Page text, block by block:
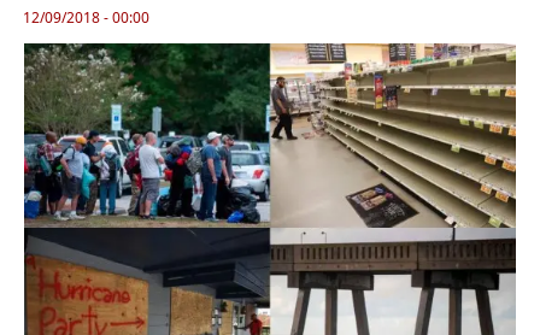
12/09/2018 - 00:00